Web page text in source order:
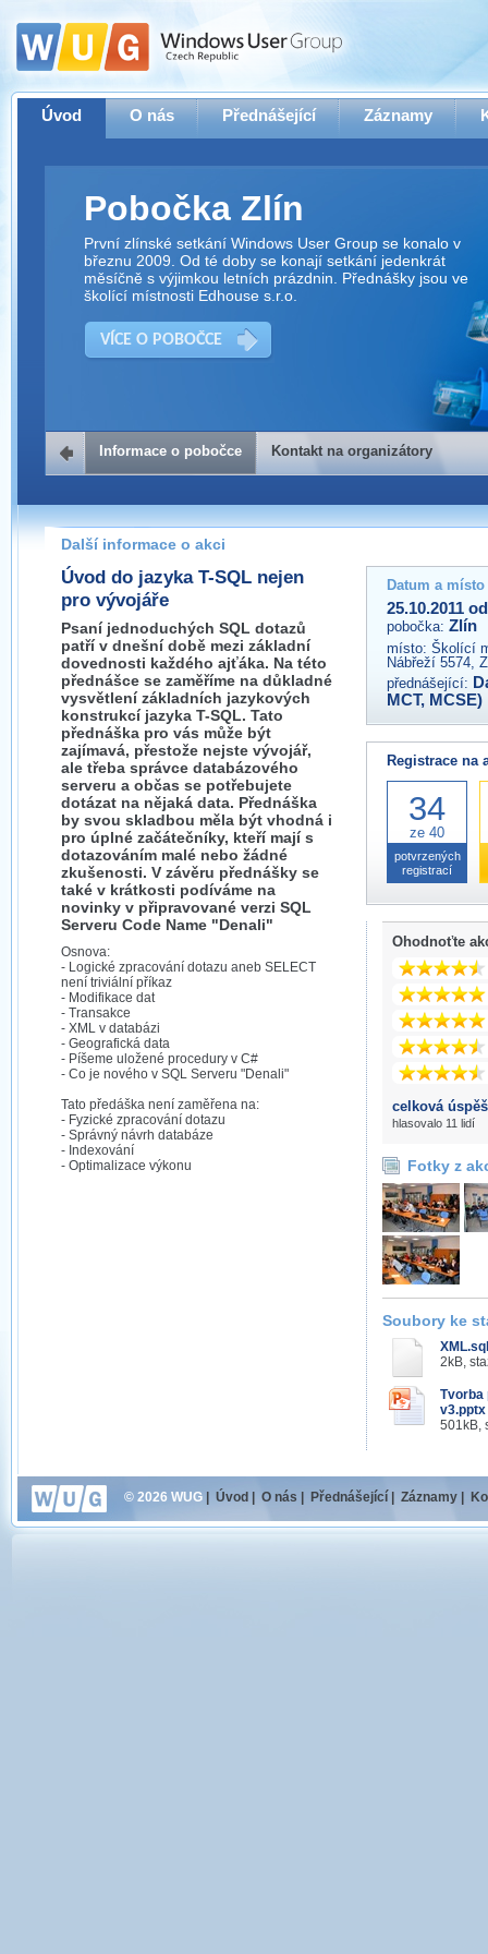
Úvod O nás Přednášející Záznamy
Pobočka Zlín
První zlínské setkání Windows User Group se konalo v
březnu 2009. Od té doby se konají setkání jedenkrát
měsíčně s výjimkou letních prázdnin. Přednášky jsou ve
školící místnosti Edhouse s.r.o.
VÍCE O POBOČCE
Kontakt na organizátory
Pokud máte jakýkoliv dotaz na organizátory této akce,
prosím neváhejte nás kontaktovat na e-mailu:
zlin@wug.cz
Informace o pobočce Kontakt na organizátory
Další informace o akci
Úvod do jazyka T-SQL nejen
pro vývojáře
Psaní jednoduchých SQL dotazů
patří v dnešní době mezi základní
dovednosti každého ajťáka. Na této
přednášce se zaměříme na důkladné
vysvětlení základních jazykových
konstrukcí jazyka T-SQL. Tato
přednáška pro vás může být
zajímavá, přestože nejste vývojář,
ale třeba správce databázového
serveru a občas se potřebujete
dotázat na nějaká data. Přednáška
by svou skladbou měla být vhodná i
pro úplné začátečníky, kteří mají s
dotazováním malé nebo žádné
zkušenosti. V závěru přednášky se
také v krátkosti podíváme na
novinky v připravované verzi SQL
Serveru Code Name "Denali"
Osnova:
- Logické zpracování dotazu aneb SELECT
není triviální příkaz
- Modifikace dat
- Transakce
- XML v databázi
- Geografická data
- Píšeme uložené procedury v C#
- Co je nového v SQL Serveru "Denali"
Tato předáška není zaměřena na:
- Fyzické zpracování dotazu
- Správný návrh databáze
- Indexování
- Optimalizace výkonu
Datum a
25.10.2011
pobočka: Zlín
místo: Školící
Nábřeží 5574,
přednášející:
MCT, MCSE)
Registrace na
34
ze 40
potvrzených
registrací
Ohodnoťte
celková
hlasovalo 11 lidí
Fotky z
Soubory ke
XML.sql
2kB,
Tvorba
v3.pptx
501kB,
© 2026 WUG Úvod O nás Přednášející Záznamy